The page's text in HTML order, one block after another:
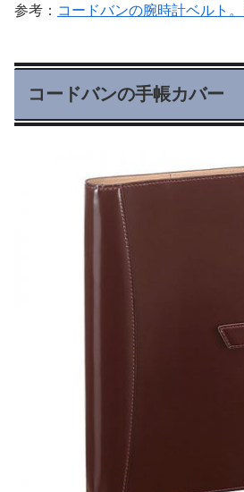
参考： コードバンの腕時計ベルト
コードバンの手帳カバー